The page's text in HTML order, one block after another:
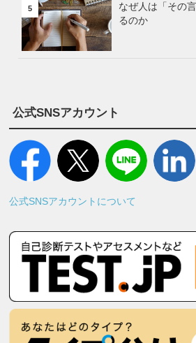
5
なぜ人は「その
るのか
公式SNSアカウント
公式SNSアカウントについて